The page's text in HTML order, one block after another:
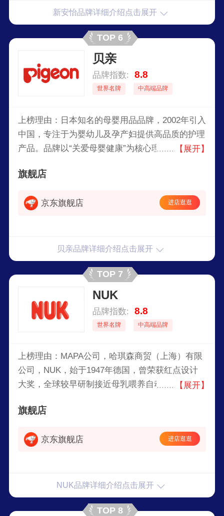
力于通过科学研究和用户反馈，为母婴提供安全、
可靠的产品，帮助母亲更轻松地养育孩子。2006
年，成为飞利浦家族一员，继续坚持不断创新，将
科技和设计融入到以人为本的解决方案中。
新安怡品牌详细介绍点击展开
TOP 6
贝亲
品牌指数: 8.8
世界名牌 中高端品牌
上榜理由：日本知名的母婴用品品牌，2002年引入
中国，专注于为婴幼儿及孕产妇提供高品质的护理
产品。品牌以“关爱母婴健康”为核心理念，通过不
使用的母婴护理产品。贝亲的产品涵盖哺乳、喂
赖。
【展开】
旗舰店
京东旗舰店 进店逛逛
贝亲品牌详细介绍点击展开
TOP 7
NUK
品牌指数: 8.8
世界名牌 中高端品牌
上榜理由：MAPA公司，哈琪森商贸（上海）有限
公司，NUK，始于1947年德国，曾荣获红点设计
大奖，全球较早研制接近母乳喂养自动进气仿真奶
【展开】
旗舰店
京东旗舰店 进店逛逛
NUK品牌详细介绍点击展开
TOP 8